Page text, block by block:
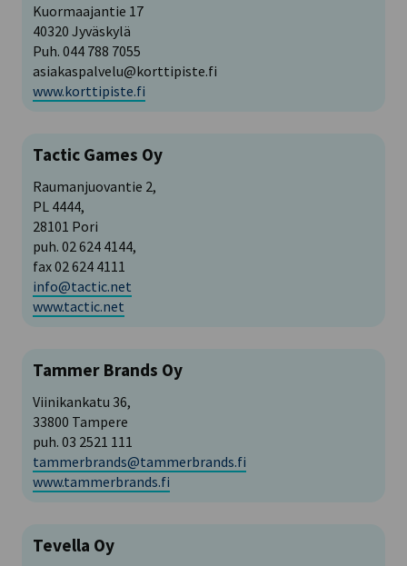
Kuormaajantie 17
40320 Jyväskylä
Puh. 044 788 7055
asiakaspalvelu@korttipiste.fi
www.korttipiste.fi
Tactic Games Oy
Raumanjuovantie 2,
PL 4444,
28101 Pori
puh. 02 624 4144,
fax 02 624 4111
info@tactic.net
www.tactic.net
Tammer Brands Oy
Viinikankatu 36,
33800 Tampere
puh. 03 2521 111
tammerbrands@tammerbrands.fi
www.tammerbrands.fi
Tevella Oy